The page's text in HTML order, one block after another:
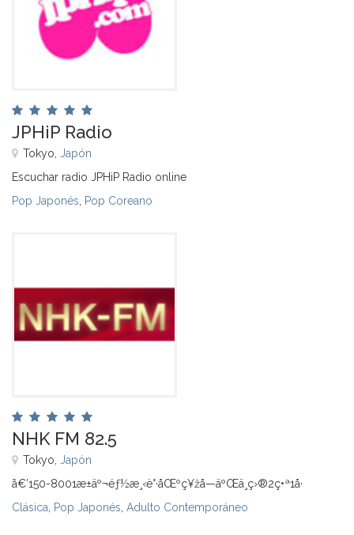
JPHiP Radio
Tokyo, Japón
Escuchar radio JPHiP Radio online
Pop Japonés Pop Coreano
NHK FM 82.5
Tokyo, Japón
ã€’150-8001æ±äº¬éƒ½æ¸‹è°·åŒºç¥žå—äºŒä¸ç›®2ç•ª1å·
Clásica Pop Japonés Adulto Contemporáneo